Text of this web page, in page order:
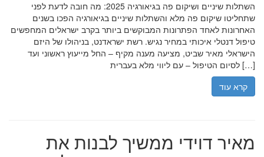
השתלות שיניים ושיקום פה בגיאורגיה 2025: מה חובה לדעת לפני
שתחליטו שיקום פה מלא והשתלות שיניים בגיאורגיה הפכו בשנים
האחרונות לאחד הפתרונות המבוקשים ביותר בקרב ישראלים המחפשים
טיפול דנטלי איכותי במחיר נגיש. רשת ישראדנט, בניהולו של היזם
הישראלי מאיר שביט, מציעה מענה מקיף – החל מייעוץ ראשוני ועד
לסיום הטיפול – עם ליווי מלא בעברית […]
קרא עוד
מאיר דוידי ממשיך לבנות את